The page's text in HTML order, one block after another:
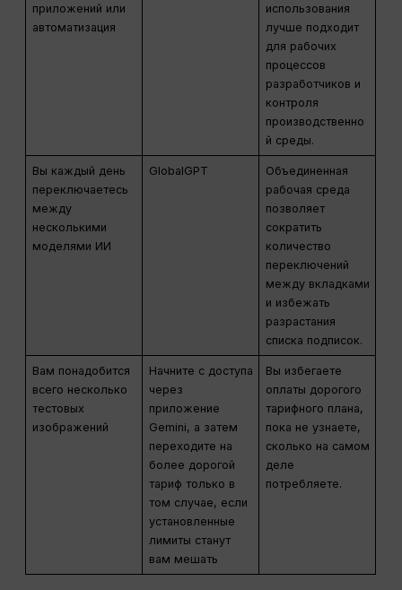
приложений или
автоматизация
использования
лучше подходит
для рабочих
процессов
разработчиков и
контроля
производственно
й среды.
Вы каждый день
переключаетесь
между
несколькими
моделями ИИ
GlobalGPT
Объединенная
рабочая среда
позволяет
сократить
количество
переключений
между вкладками
и избежать
разрастания
списка подписок.
Вам понадобится
всего несколько
тестовых
изображений
Начните с доступа
через
приложение
Gemini, а затем
переходите на
более дорогой
тариф только в
том случае, если
установленные
лимиты станут
вам мешать
Вы избегаете
оплаты дорогого
тарифного плана,
пока не узнаете,
сколько на самом
деле
потребляете.